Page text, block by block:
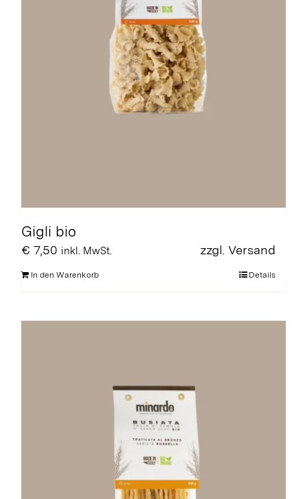
Gigli bio
€ 7,50 inkl. MwSt. zzgl. Versand
In den Warenkorb Details